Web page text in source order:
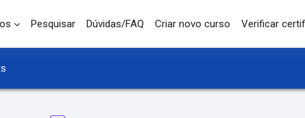
Pesquisar Dúvidas/FAQ Criar novo curso Verificar